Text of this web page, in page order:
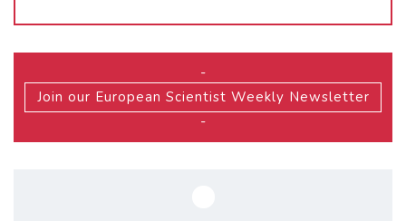
-
Join our European Scientist Weekly Newsletter
-